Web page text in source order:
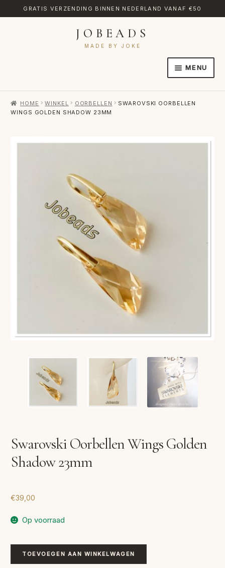
GRATIS VERZENDING BINNEN NEDERLAND VANAF €50
JOBEADS
MADE BY JOKE
MENU
AFREKENEN
TRANSLATE
VERZENDKOSTEN
HOME WINKEL OORBELLEN
SWAROVSKI OORBELLEN
WINGS GOLDEN SHADOW 23MM
Swarovski Oorbellen Wings Golden
Shadow 23mm
€39,00
Op voorraad
Swarovski
Oorbellen
TOEVOEGEN AAN WINKELWAGEN